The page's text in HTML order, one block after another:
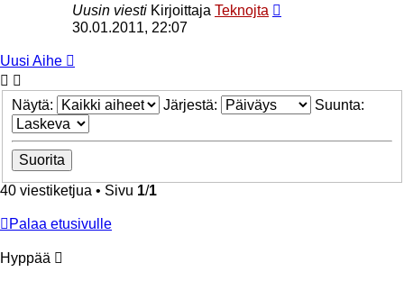
Uusin viesti Kirjoittaja Teknojta
30.01.2011, 22:07
Uusi Aihe
Näytä: Järjestä: Suunta:
40 viestiketjua • Sivu 1/1
Palaa etusivulle
Hyppää